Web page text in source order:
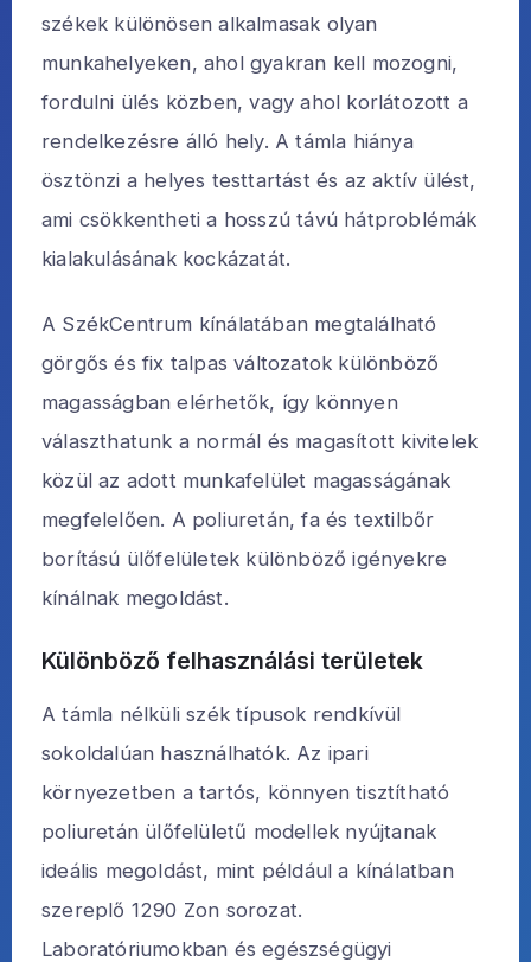
székek különösen alkalmasak olyan
munkahelyeken, ahol gyakran kell mozogni,
fordulni ülés közben, vagy ahol korlátozott a
rendelkezésre álló hely. A támla hiánya
ösztönzi a helyes testtartást és az aktív ülést,
ami csökkentheti a hosszú távú hátproblémák
kialakulásának kockázatát.
A SzékCentrum kínálatában megtalálható
görgős és fix talpas változatok különböző
magasságban elérhetők, így könnyen
választhatunk a normál és magasított kivitelek
közül az adott munkafelület magasságának
megfelelően. A poliuretán, fa és textilbőr
borítású ülőfelületek különböző igényekre
kínálnak megoldást.
Különböző felhasználási területek
A támla nélküli szék típusok rendkívül
sokoldalúan használhatók. Az ipari
környezetben a tartós, könnyen tisztítható
poliuretán ülőfelületű modellek nyújtanak
ideális megoldást, mint például a kínálatban
szereplő 1290 Zon sorozat.
Laboratóriumokban és egészségügyi